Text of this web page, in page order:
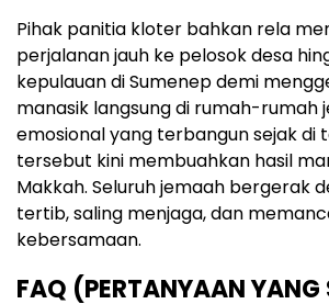
Pihak panitia kloter bahkan rela
perjalanan jauh ke pelosok desa
kepulauan di Sumenep demi
manasik langsung di rumah-rumah
emosional yang terbangun sejak di
tersebut kini membuahkan hasil
Makkah. Seluruh jemaah bergerak
tertib, saling menjaga, dan
kebersamaan.
FAQ (PERTANYAAN YANG